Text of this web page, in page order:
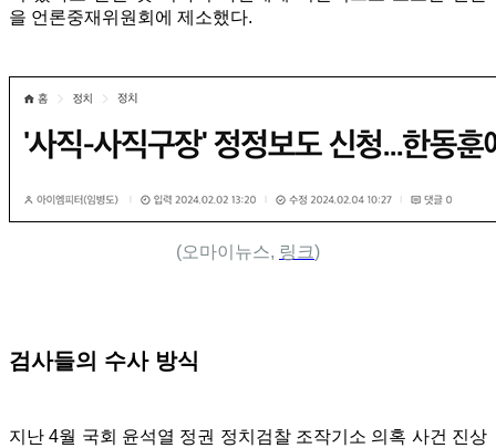
을 언론중재위원회에 제소했다.
(오마이뉴스, 링크)
검사들의 수사 방식
지난 4월 국회 윤석열 정권 정치검찰 조작기소 의혹 사건 진상